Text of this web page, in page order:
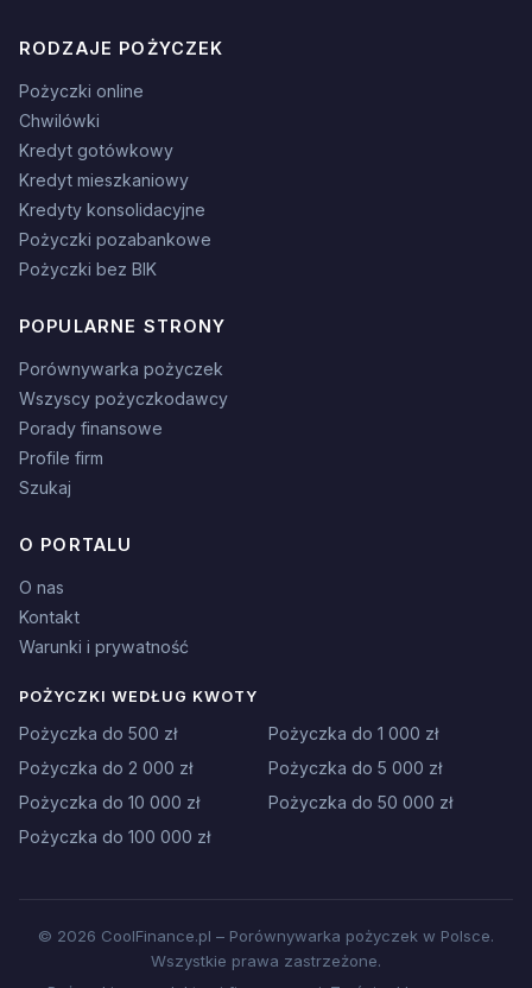
RODZAJE POŻYCZEK
Pożyczki online
Chwilówki
Kredyt gotówkowy
Kredyt mieszkaniowy
Kredyty konsolidacyjne
Pożyczki pozabankowe
Pożyczki bez BIK
POPULARNE STRONY
Porównywarka pożyczek
Wszyscy pożyczkodawcy
Porady finansowe
Profile firm
Szukaj
O PORTALU
O nas
Kontakt
Warunki i prywatność
POŻYCZKI WEDŁUG KWOTY
Pożyczka do 500 zł
Pożyczka do 1 000 zł
Pożyczka do 2 000 zł
Pożyczka do 5 000 zł
Pożyczka do 10 000 zł
Pożyczka do 50 000 zł
Pożyczka do 100 000 zł
© 2026 CoolFinance.pl – Porównywarka pożyczek w Polsce.
Wszystkie prawa zastrzeżone.